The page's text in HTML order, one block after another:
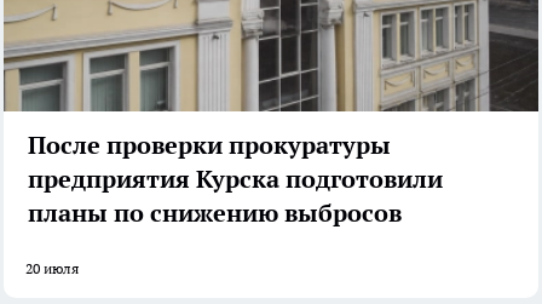
После проверки прокуратуры
предприятия Курска подготовили
планы по снижению выбросов
20 июля